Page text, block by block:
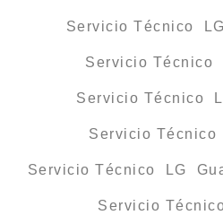
Servicio Técnico
Servicio Técnico
Servicio Técnico
Servicio
Servicio Técnico LG
Servicio